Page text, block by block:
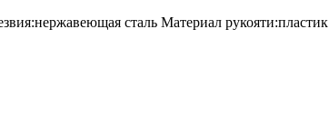
сталь Материал рукояти:пластик